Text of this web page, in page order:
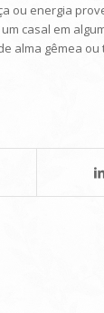
ou energia
casal em
alma gêmea